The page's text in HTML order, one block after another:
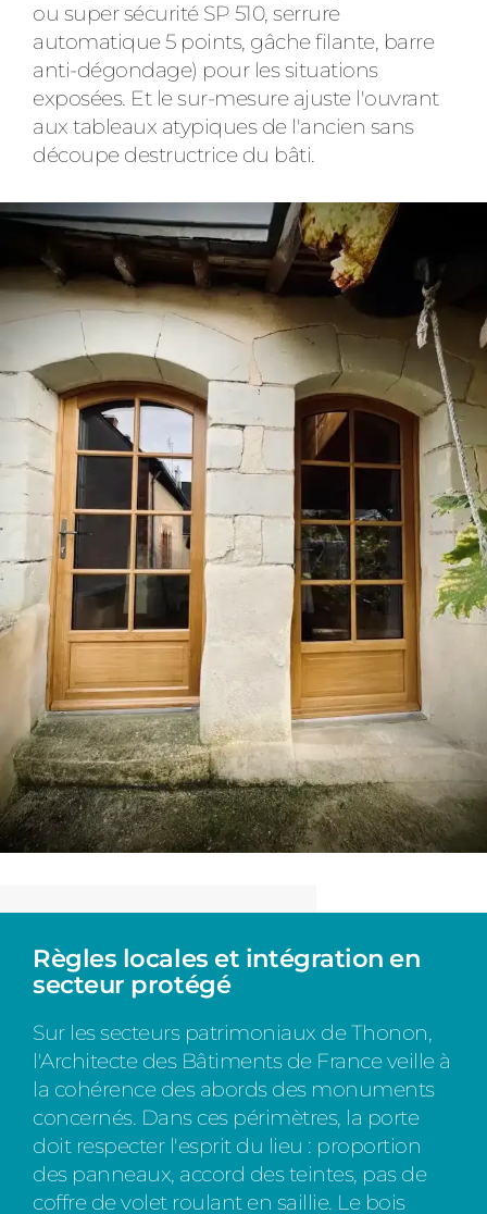
ou super sécurité SP 510, serrure
automatique 5 points, gâche filante, barre
anti-dégondage) pour les situations
exposées. Et le sur-mesure ajuste l'ouvrant
aux tableaux atypiques de l'ancien sans
découpe destructrice du bâti.
Règles locales et intégration en
secteur protégé
Sur les secteurs patrimoniaux de Thonon,
l'Architecte des Bâtiments de France veille à
la cohérence des abords des monuments
concernés. Dans ces périmètres, la porte
doit respecter l'esprit du lieu : proportion
des panneaux, accord des teintes, pas de
coffre de volet roulant en saillie. Le bois